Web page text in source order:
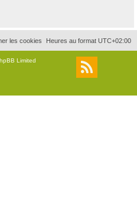
Heures au format UTC+02:00
les cookies
Limited